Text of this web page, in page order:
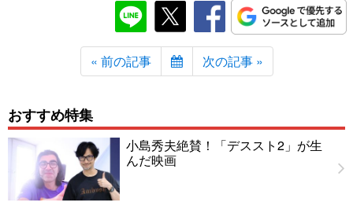
« 前の記事 次の記事 »
おすすめ特集
小島秀夫絶賛！「デススト2」が生
んだ映画